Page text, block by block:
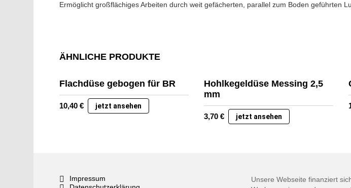
Ermöglicht großflächiges Arbeiten durch weit gefächerten, parallel zum Boden geführten
ÄHNLICHE PRODUKTE
Flachdüse gebogen für BR
10,40 € jetzt ansehen
Hohlkegeldüse Messing 2,5
mm
3,70 € jetzt ansehen
Impressum
Unsere Webseite finanziert